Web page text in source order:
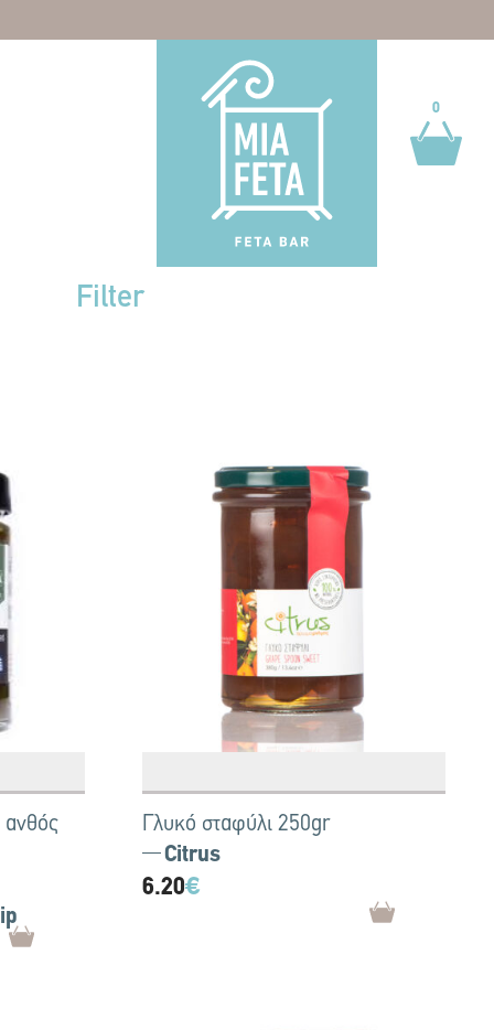
0
0
Filter
ανθός
Γλυκό σταφύλι 250gr
Citrus
6.20€